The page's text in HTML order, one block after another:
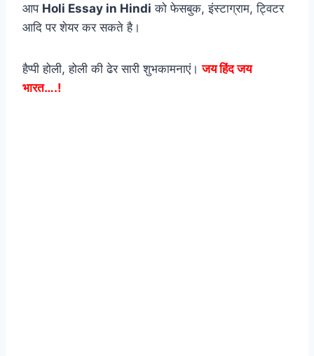
आप Holi Essay in Hindi को फेसबुक, इंस्टाग्राम, ट्विटर
आदि पर शेयर कर सकते है।
हैप्पी होली, होली की ढेर सारी शुभकामनाएं।जय हिंद जय
भारत….!